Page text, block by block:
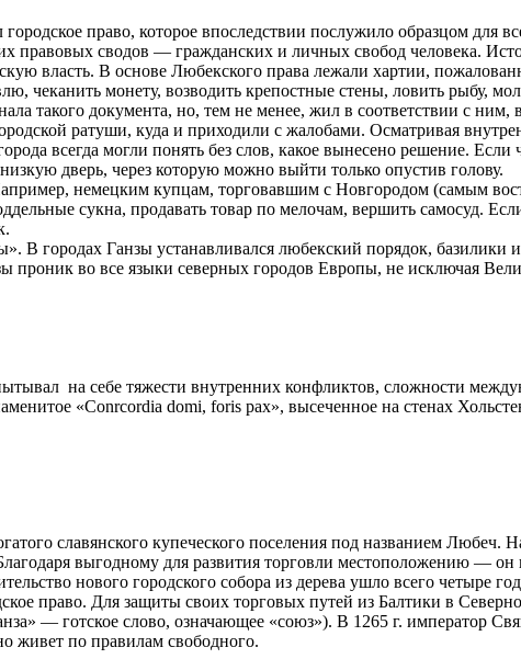
право, которое впоследствии послужило образцом для
правовых сводов — гражданских и личных свобод человека.
власть. В основе Любекского права лежали хартии,
монету, возводить крепостные стены, ловить рыбу,
такого документа, но, тем не менее, жил в соответствии с ним,
ратуши, куда и приходили с жалобами. Осматривая
всегда могли понять без слов, какое вынесено решение.
дверь, через которую можно выйти только опустив голову.
немецким купцам, торговавшим с Новгородом (самым
сукна, продавать товар по мелочам, вершить самосуд.
В городах Ганзы устанавливался любекский порядок, базилики
проник во все языки северных городов Европы, не исключая
на себе тяжести внутренних конфликтов, сложности
«Conrcordia domi, foris pax», высеченное на стенах
славянского купеческого поселения под названием Любеч.
выгодному для развития торговли местоположению — он
нового городского собора из дерева ушло всего четыре
право. Для защиты своих торговых путей из Балтики в
— готское слово, означающее «союз»). В 1265 г. император
живет по правилам свободного.